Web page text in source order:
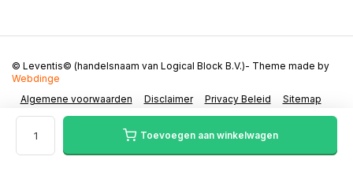
Toevoegen aan winkelwagen
Algemene voorwaarden Disclaimer Privacy Beleid Sitemap
© Leventis© (handelsnaam van Logical Block B.V.)- Theme made by
Webdinge